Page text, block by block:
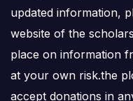
updated information,
website of the
place on information
at your own risk.the
accept donations in